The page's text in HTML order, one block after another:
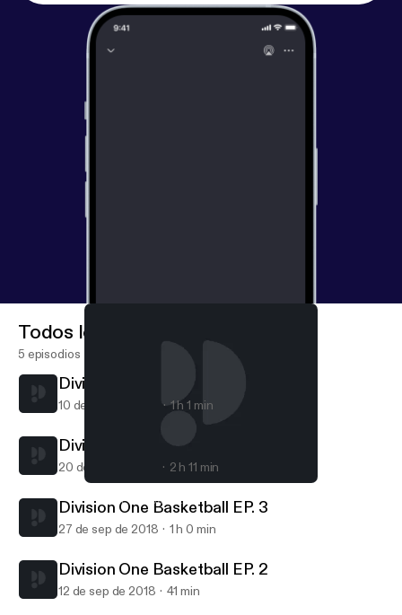
Division One Basketball
Todos los episodios
5 episodios
Division One Basketball Ep. 5
10 de nov de 2020 1 h 1 min
Division One Basketball Ep. 4
20 de oct de 2018 2 h 11 min
Division One Basketball EP. 3
27 de sep de 2018 1 h 0 min
Division One Basketball EP. 2
12 de sep de 2018 41 min